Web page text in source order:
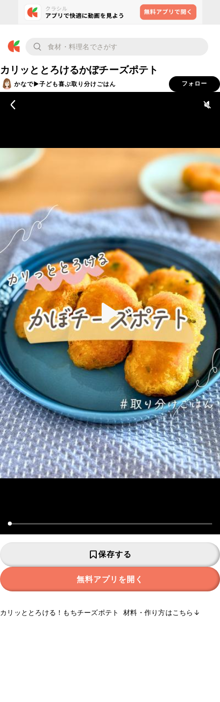
カリッととろけるかぼチーズポテト
かなで▶︎子ども喜ぶ取り分けごはん フォロー
保存する
無料アプリを開く
カリッととろける！もちチーズポテト ⁡ 材料・作り方はこちら↓